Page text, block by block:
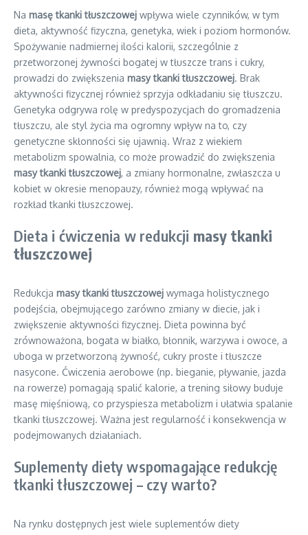
Na masę tkanki tłuszczowej wpływa wiele czynników, w tym
dieta, aktywność fizyczna, genetyka, wiek i poziom hormonów.
Spożywanie nadmiernej ilości kalorii, szczególnie z
przetworzonej żywności bogatej w tłuszcze trans i cukry,
prowadzi do zwiększenia masy tkanki tłuszczowej. Brak
aktywności fizycznej również sprzyja odkładaniu się tłuszczu.
Genetyka odgrywa rolę w predyspozycjach do gromadzenia
tłuszczu, ale styl życia ma ogromny wpływ na to, czy
genetyczne skłonności się ujawnią. Wraz z wiekiem
metabolizm spowalnia, co może prowadzić do zwiększenia
masy tkanki tłuszczowej, a zmiany hormonalne, zwłaszcza u
kobiet w okresie menopauzy, również mogą wpływać na
rozkład tkanki tłuszczowej.
Dieta i ćwiczenia w redukcji masy tkanki
tłuszczowej
Redukcja masy tkanki tłuszczowej wymaga holistycznego
podejścia, obejmującego zarówno zmiany w diecie, jak i
zwiększenie aktywności fizycznej. Dieta powinna być
zrównoważona, bogata w białko, błonnik, warzywa i owoce, a
uboga w przetworzoną żywność, cukry proste i tłuszcze
nasycone. Ćwiczenia aerobowe (np. bieganie, pływanie, jazda
na rowerze) pomagają spalić kalorie, a trening siłowy buduje
masę mięśniową, co przyspiesza metabolizm i ułatwia spalanie
tkanki tłuszczowej. Ważna jest regularność i konsekwencja w
podejmowanych działaniach.
Suplementy diety wspomagające redukcję
tkanki tłuszczowej – czy warto?
Na rynku dostępnych jest wiele suplementów diety